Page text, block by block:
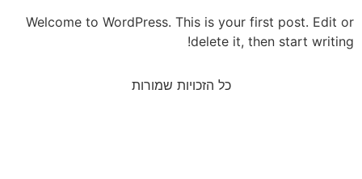
Welcome to WordPress. This is your first post. Edit or
delete it, then start writing!
כל הזכויות שמורות